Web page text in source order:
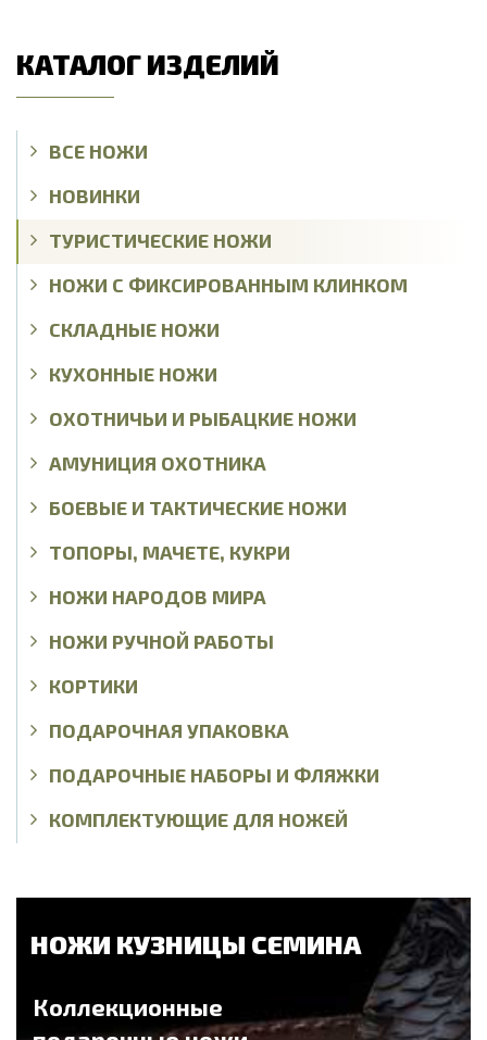
КАТАЛОГ ИЗДЕЛИЙ
ВСЕ НОЖИ
НОВИНКИ
ТУРИСТИЧЕСКИЕ НОЖИ
НОЖИ С ФИКСИРОВАННЫМ КЛИНКОМ
СКЛАДНЫЕ НОЖИ
КУХОННЫЕ НОЖИ
ОХОТНИЧЬИ И РЫБАЦКИЕ НОЖИ
АМУНИЦИЯ ОХОТНИКА
БОЕВЫЕ И ТАКТИЧЕСКИЕ НОЖИ
ТОПОРЫ, МАЧЕТЕ, КУКРИ
НОЖИ НАРОДОВ МИРА
НОЖИ РУЧНОЙ РАБОТЫ
КОРТИКИ
ПОДАРОЧНАЯ УПАКОВКА
ПОДАРОЧНЫЕ НАБОРЫ И ФЛЯЖКИ
КОМПЛЕКТУЮЩИЕ ДЛЯ НОЖЕЙ
НОЖИ КУЗНИЦЫ СЕМИНА
Коллекционные